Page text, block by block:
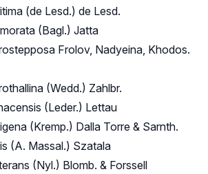
(de Lesd.) de Lesd.
(Bagl.) Jatta
Frolov, Nadyeina, Khodos.
(Wedd.) Zahlbr.
(Leder.) Lettau
(Kremp.) Dalla Torre & Sarnth.
(A. Massal.) Szatala
(Nyl.) Blomb. & Forssell